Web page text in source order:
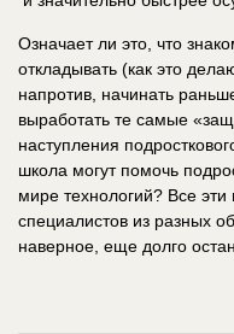
Означает ли это, что
откладывать (как это
напротив, начинать
выработать те самые
наступления
школа могут помочь
мире технологий? Все
специалистов из разных
наверное, еще долго